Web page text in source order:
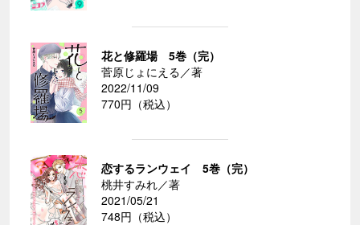
花と修羅場 5巻（完）
菅原じょにえる／著
2022/11/09
770円（税込）
恋するランウェイ 5巻（完）
桃井すみれ／著
2021/05/21
748円（税込）